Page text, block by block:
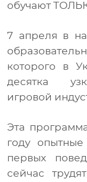
обучают
7 апреля в
которого в
десятка
игровой
Эта
году
первых
сейчас